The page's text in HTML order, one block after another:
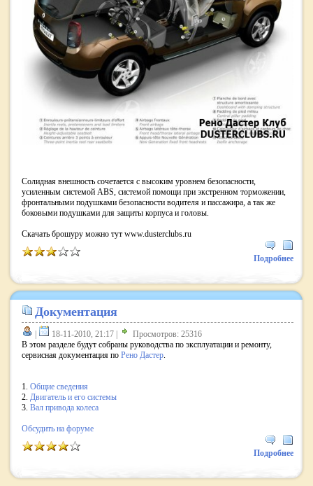
Солидная внешность сочетается с высоким уровнем безопасности,
усиленным системой АВS, системой помощи при экстренном торможении,
фронтальными подушками безопасности водителя и пассажира, а так же
боковыми подушками для защиты корпуса и головы.
Скачать брошуру можно тут www.dusterclubs.ru
Подробнее
Документация
18-11-2010, 21:17 |
Просмотров: 25316
В этом разделе будут собраны руководства по эксплуатации и ремонту,
сервисная документация по Рено Дастер.
1. Общие сведения
2. Двигатель и его системы
3. Вал привода колеса
Обсудить на форуме
Подробнее